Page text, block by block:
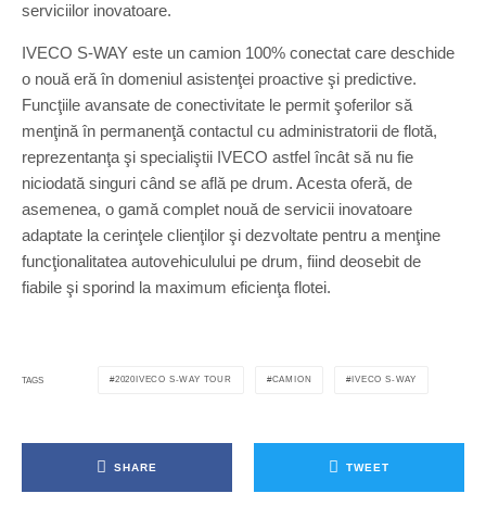
serviciilor inovatoare.
IVECO S-WAY este un camion 100% conectat care deschide
o nouă eră în domeniul asistenţei proactive şi predictive.
Funcţiile avansate de conectivitate le permit şoferilor să
menţină în permanenţă contactul cu administratorii de flotă,
reprezentanţa şi specialiştii IVECO astfel încât să nu fie
niciodată singuri când se află pe drum. Acesta oferă, de
asemenea, o gamă complet nouă de servicii inovatoare
adaptate la cerinţele clienţilor şi dezvoltate pentru a menţine
funcţionalitatea autovehiculului pe drum, fiind deosebit de
fiabile şi sporind la maximum eficienţa flotei.
TAGS 2020IVECO S-WAY TOUR CAMION IVECO S-WAY
SHARE TWEET